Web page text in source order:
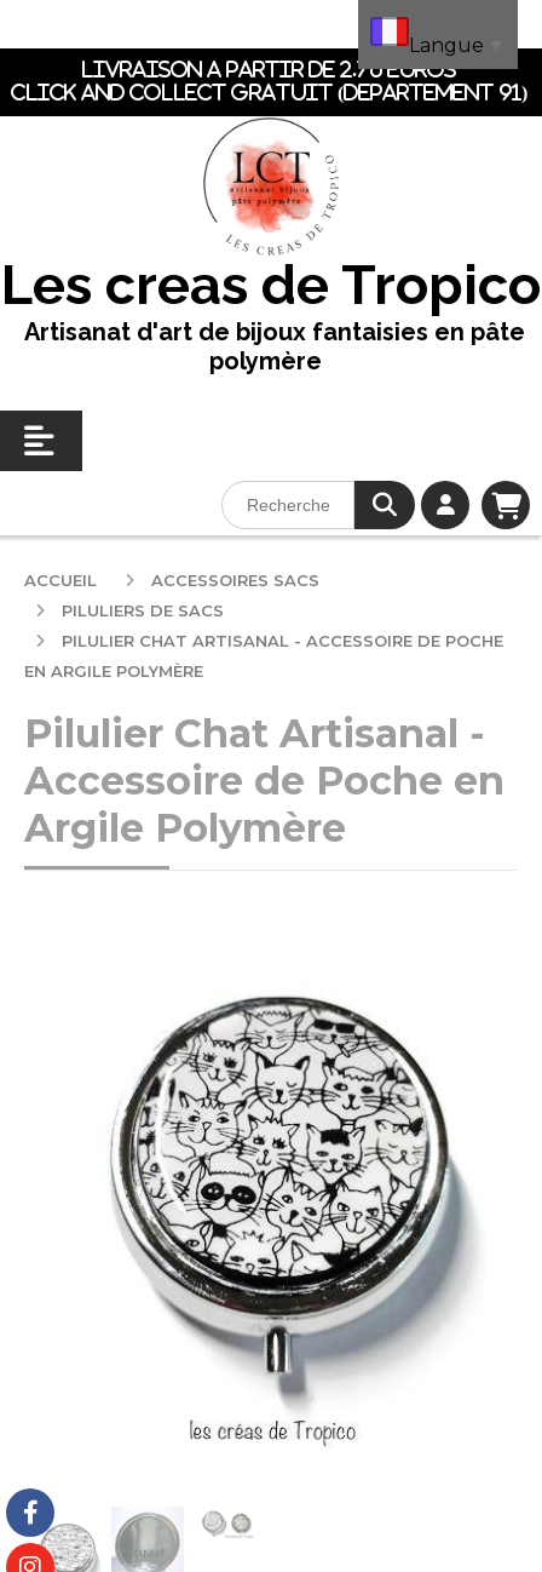
LIVRAISON A PARTIR DE 2.70 EUROS
CLICK AND COLLECT GRATUIT (dEpartement 91)
Les creas de Tropico
Artisanat d'art de bijoux fantaisies en pâte
polymère
ACCUEIL
ACCESSOIRES SACS
PILULIERS DE SACS
PILULIER CHAT ARTISANAL - ACCESSOIRE DE POCHE
EN ARGILE POLYMÈRE
Pilulier Chat Artisanal -
Accessoire de Poche en
Argile Polymère
Langue